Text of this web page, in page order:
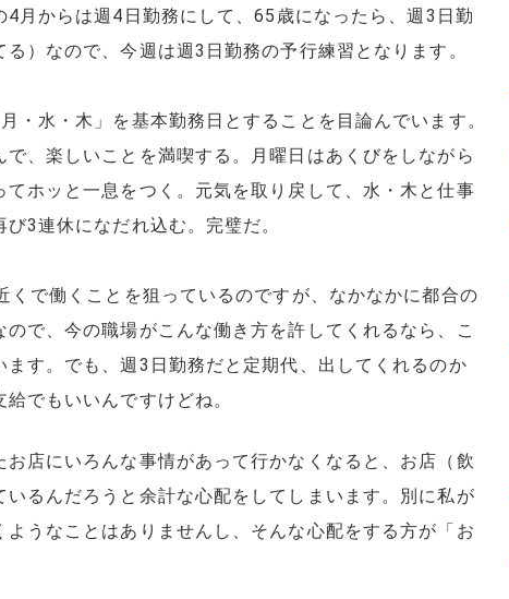
4月からは週4日勤務にして、65歳になったら、週3日勤
）なので、今週は週3日勤務の予行練習となります。
・水・木」を基本勤務日とすることを目論んでいます。
で、楽しいことを満喫する。月曜日はあくびをしながら
ホッと一息をつく。元気を取り戻して、水・木と仕事
3連休になだれ込む。完璧だ。
くで働くことを狙っているのですが、なかなかに都合の
で、今の職場がこんな働き方を許してくれるなら、こ
す。でも、週3日勤務だと定期代、出してくれるのか
でもいいんですけどね。
店にいろんな事情があって行かなくなると、お店（飲
るんだろうと余計な心配をしてしまいます。別に私が
うなことはありませんし、そんな心配をする方が「お